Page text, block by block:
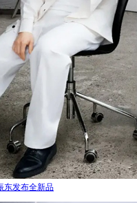
东发布全新品